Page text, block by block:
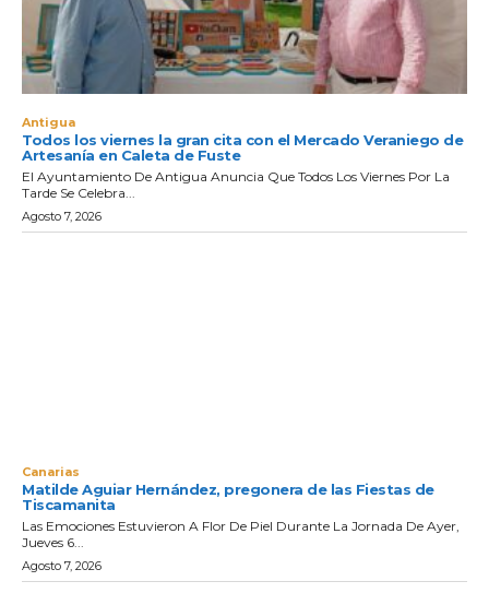
Antigua
Todos los viernes la gran cita con el Mercado Veraniego de
Artesanía en Caleta de Fuste
El Ayuntamiento De Antigua Anuncia Que Todos Los Viernes Por La
Tarde Se Celebra...
Agosto 7, 2026
Canarias
Matilde Aguiar Hernández, pregonera de las Fiestas de
Tiscamanita
Las Emociones Estuvieron A Flor De Piel Durante La Jornada De Ayer,
Jueves 6...
Agosto 7, 2026